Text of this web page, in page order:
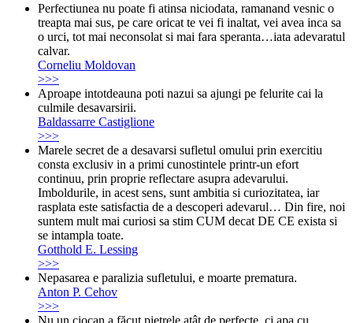
Perfectiunea nu poate fi atinsa niciodata, ramanand vesnic o
treapta mai sus, pe care oricat te vei fi inaltat, vei avea inca sa
o urci, tot mai neconsolat si mai fara speranta…iata adevaratul
calvar.
Corneliu Moldovan
>>>
Aproape intotdeauna poti nazui sa ajungi pe felurite cai la
culmile desavarsirii.
Baldassarre Castiglione
>>>
Marele secret de a desavarsi sufletul omului prin exercitiu
consta exclusiv in a primi cunostintele printr-un efort
continuu, prin proprie reflectare asupra adevarului.
Imboldurile, in acest sens, sunt ambitia si curiozitatea, iar
rasplata este satisfactia de a descoperi adevarul… Din fire, noi
suntem mult mai curiosi sa stim CUM decat DE CE exista si
se intampla toate.
Gotthold E. Lessing
>>>
Nepasarea e paralizia sufletului, e moarte prematura.
Anton P. Cehov
>>>
Nu un ciocan a făcut pietrele atât de perfecte, ci apa cu